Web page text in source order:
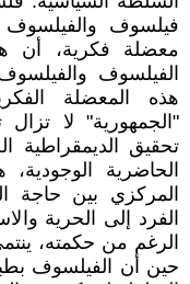
فيلسوف
معضلة فكرية، أن
الفيلسوف
هذه المعضلة
"الجمهورية" لا
تحقيق الديمقراطية
الحاضرية
المركزي بين حاجة
الفرد إلى الحرية
الرغم من حكمته،
حين أن الفيلسوف